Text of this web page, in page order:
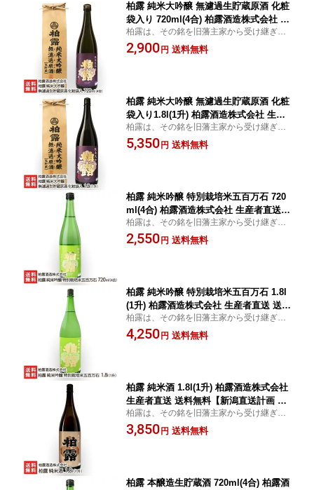
柏露 純米大吟醸 無濾過生貯蔵原酒 化粧
袋入り 720ml(4合) 柏露酒造株式会社 生
産者直送 送料無料【新潟直送計画 日本
酒 清酒 sake 五百万石 淡麗辛口 新潟
柏露は、その銘を旧藩主家から受け継ぎ酒
造名にもしている代表銘柄。新潟らしい
「淡麗辛口」を原点としながら「まるで黒
2,900 円 送料無料
柏露 純米大吟醸 無濾過生貯蔵原酒 化粧
袋入り1.8l(1升) 柏露酒造株式会社 生産
者直送 送料無料【新潟直送計画 日本酒
清酒 sake 五百万石 淡麗辛口 新潟産】
柏露は、その銘を旧藩主家から受け継ぎ酒
造名にもしている代表銘柄。新潟らしい
「淡麗辛口」を原点としながら「まるで黒
5,350 円 送料無料
柏露 純米吟醸 特別栽培米五百万石 720
ml(4合) 柏露酒造株式会社 生産者直送
送料無料【新潟直送計画 日本酒 清酒 sa
ke 淡麗辛口 新潟産】 お中元
柏露は、その銘を旧藩主家から受け継ぎ酒
造名にもしている代表銘柄。新潟らしい
「淡麗辛口」を原点としながら「まるで黒
2,550 円 送料無料
柏露 純米吟醸 特別栽培米五百万石 1.8l
(1升) 柏露酒造株式会社 生産者直送 送料
無料【新潟直送計画 日本酒 清酒 sake
淡麗辛口 新潟産】 お中元
柏露は、その銘を旧藩主家から受け継ぎ酒
造名にもしている代表銘柄。新潟らしい
「淡麗辛口」を原点としながら「まるで黒
4,250 円 送料無料
柏露 純米酒 1.8l(1升) 柏露酒造株式会社
生産者直送 送料無料【新潟直送計画 日
本酒 清酒 sake 五百万石 淡麗辛口 新潟
産】 お中元
柏露は、その銘を旧藩主家から受け継ぎ酒
造名にもしている代表銘柄。新潟らしい
「淡麗辛口」を原点としながら「まるで黒
3,850 円 送料無料
柏露 本醸造生貯蔵酒 720ml(4合) 柏露酒